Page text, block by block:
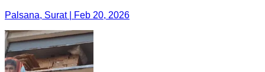
Palsana, Surat | Feb 20, 2026